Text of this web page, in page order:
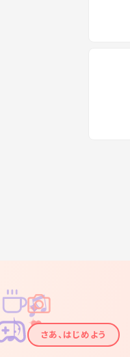
✦
✦
✧
✧
♪
♫
さあ、はじめよう